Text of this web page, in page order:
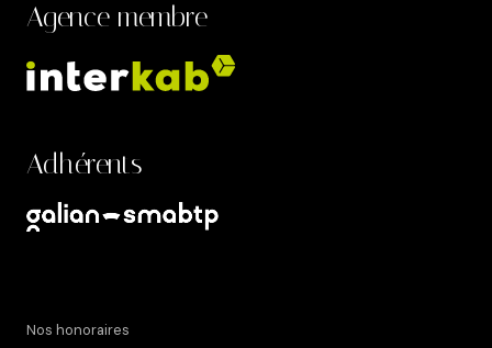
Agence membre
Adhérents
Nos honoraires